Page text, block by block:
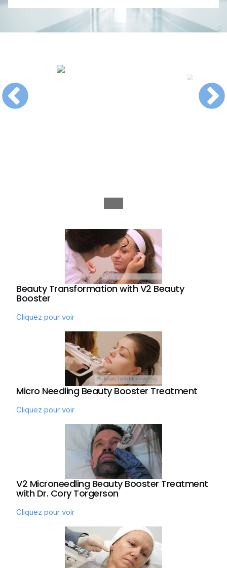
Beauty Transformation with V2 Beauty
Booster
Cliquez pour voir
Micro Needling Beauty Booster Treatment
Cliquez pour voir
V2 Microneedling Beauty Booster Treatment
with Dr. Cory Torgerson
Cliquez pour voir